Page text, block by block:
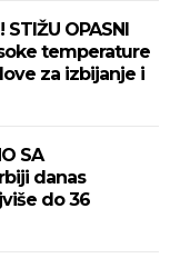
STIŽU OPASNI
temperature
za izbijanje i
SA
danas
do 36